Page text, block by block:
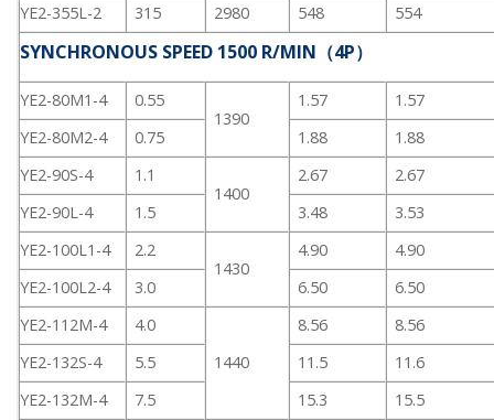
YE2-355L-2
315 2980 548 554
SYNCHRONOUS SPEED 1500 R/MIN（4P）
YE2-80M1-4
0.55
1390
1.57
1.57
YE2-80M2-4
0.75 1.88
1.88
YE2-90S-4
1.1
1400
2.67
2.67
YE2-90L-4
1.5 3.48
3.53
YE2-100L1-4
2.2
1430
4.90
4.90
YE2-100L2-4
3.0 6.50
6.50
YE2-112M-4
4.0
1440
8.56
8.56
YE2-132S-4
5.5 11.5
11.6
YE2-132M-4
7.5 15.3
15.5